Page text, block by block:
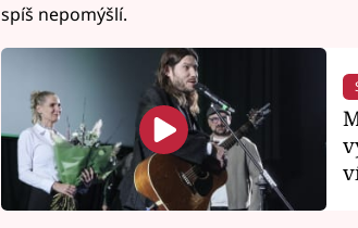
spíš nepomýšlí.